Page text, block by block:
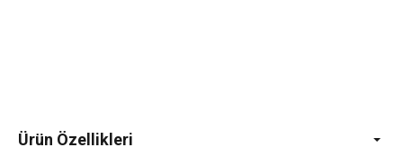
Ürün Özellikleri